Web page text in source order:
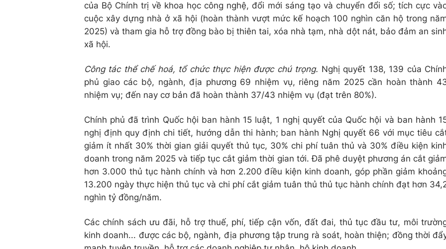
của Bộ Chính trị về khoa học công nghệ, đổi mới sáng tạo và chuyển đổi số; tích cực
cuộc xây dựng nhà ở xã hội (hoàn thành vượt mức kế hoạch 100 nghìn căn hộ trong
2025) và tham gia hỗ trợ đồng bào bị thiên tai, xóa nhà tạm, nhà dột nát, bảo đảm an
xã hội.
Công tác thể chế hoá, tổ chức thực hiện được chú trọng. Nghị quyết 138, 139 của
phủ giao các bộ, ngành, địa phương 69 nhiệm vụ, riêng năm 2025 cần hoàn thành
nhiệm vụ; đến nay cơ bản đã hoàn thành 37/43 nhiệm vụ (đạt trên 80%).
Chính phủ đã trình Quốc hội ban hành 15 luật, 1 nghị quyết của Quốc hội và ban hành
nghị định quy định chi tiết, hướng dẫn thi hành; ban hành Nghị quyết 66 với mục tiêu
giảm ít nhất 30% thời gian giải quyết thủ tục, 30% chi phí tuân thủ và 30% điều kiện
doanh trong năm 2025 và tiếp tục cắt giảm thời gian tới. Đã phê duyệt phương án cắt
hơn 3.000 thủ tục hành chính và hơn 2.200 điều kiện kinh doanh, góp phần giảm
13.200 ngày thực hiện thủ tục và chi phí cắt giảm tuân thủ thủ tục hành chính đạt hơn
nghìn tỷ đồng/năm.
Các chính sách ưu đãi, hỗ trợ thuế, phí, tiếp cận vốn, đất đai, thủ tục đầu tư, môi
kinh doanh... được các bộ, ngành, địa phương tập trung rà soát, hoàn thiện; đồng thời